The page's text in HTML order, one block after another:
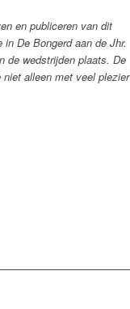
en publiceren van dit
De Bongerd aan de Jhr.
de wedstrijden plaats. De
alleen met veel plezier